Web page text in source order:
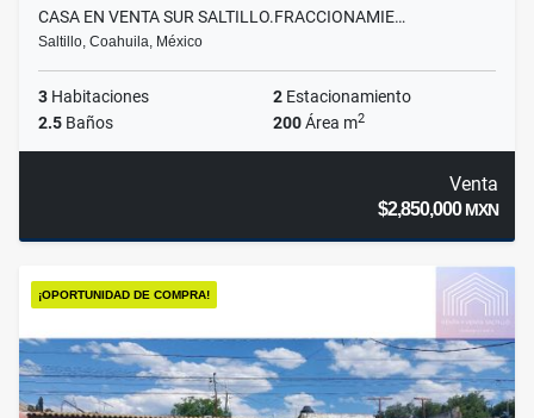
CASA EN VENTA SUR SALTILLO.FRACCIONAMIE…
Saltillo, Coahuila, México
3 Habitaciones 2 Estacionamiento
2.5 Baños 200Área m2
Venta
$2,850,000MXN
¡OPORTUNIDAD DE COMPRA!